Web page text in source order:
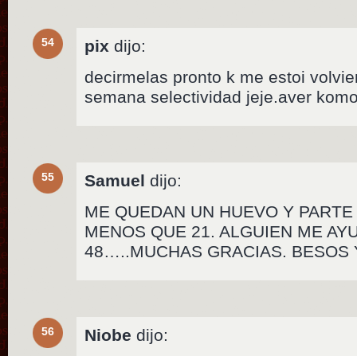
54 pix dijo:
decirmelas pronto k me estoi
semana selectividad jeje.aver
55 Samuel dijo:
ME QUEDAN UN HUEVO Y
MENOS QUE 21. ALGUIEN ME
48…..MUCHAS GRACIAS. BESOS
56 Niobe dijo: